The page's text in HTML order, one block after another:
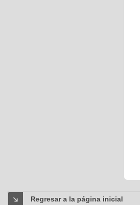
Regresar a la página inicial